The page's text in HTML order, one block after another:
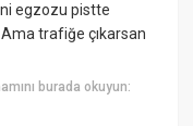
egzozu pistte
trafiğe çıkarsan
burada okuyun: